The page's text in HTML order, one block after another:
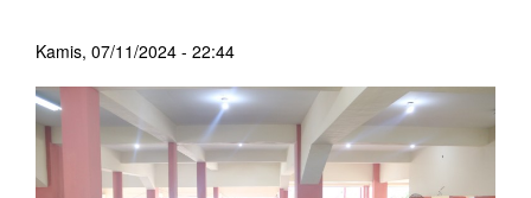
Kamis, 07/11/2024 - 22:44